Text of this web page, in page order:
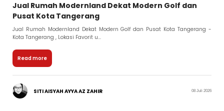
Jual Rumah Modernland Dekat Modern Golf dan
Pusat Kota Tangerang
Jual Rumah Modernland Dekat Modern Golf dan Pusat Kota Tangerang -
Kota Tangerang , Lokasi Favorit u...
Read more
SITI AISYAH AYYA AZ ZAHIR 08 Juli 2026